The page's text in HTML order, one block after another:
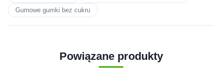
Gumowe gumki bez cukru
Powiązane produkty